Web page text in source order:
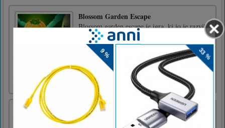
Blossom Garden Escape
Blossom garden escape je igra, ki jo je razvil
8B Games/Games2Mad. Predstavljajte si, da
ste bili z družino na vrtu, da bi se zabavali. Z
družino ste ostali ujeti na vrtu. Zdaj so tukaj
zanimive uganke in skriti predmeti, da z
družino pobegnete z vrta. Vso srečo....
Zabavajte se! [...]
Rumene črte
Yellow Lines je preprosta igra, ki pa jo je